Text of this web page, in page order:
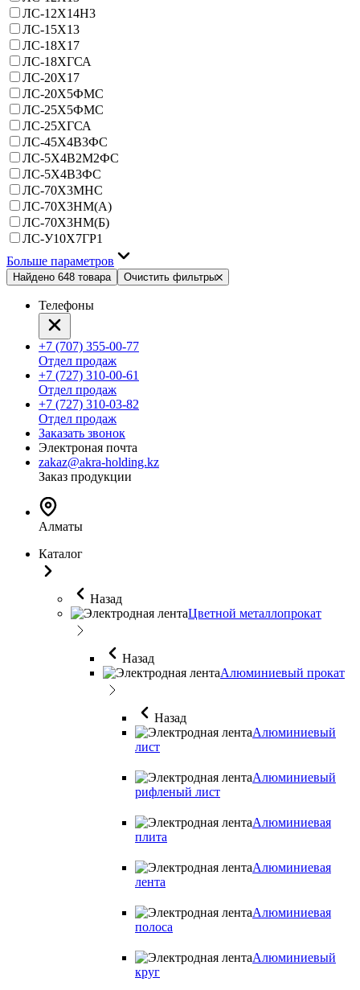
ЛС-12Х14Н3
ЛС-15Х13
ЛС-18Х17
ЛС-18ХГСА
ЛС-20Х17
ЛС-20Х5ФМС
ЛС-25Х5ФМС
ЛС-25ХГСА
ЛС-45Х4В3ФС
ЛС-5Х4В2М2ФС
ЛС-5Х4В3ФС
ЛС-70Х3МНС
ЛС-70Х3НМ(А)
ЛС-70Х3НМ(Б)
ЛС-У10Х7ГР1
Больше параметров
Найдено 648 товара Очистить фильтры
Телефоны
+7 (707) 355-00-77
Отдел продаж
+7 (727) 310-00-61
Отдел продаж
+7 (727) 310-03-82
Отдел продаж
Заказать звонок
Электроная почта
zakaz@akra-holding.kz
Заказ продукции
Алматы
Каталог
Назад
Цветной металлопрокат
Назад
Алюминиевый прокат
Назад
Алюминиевый
лист
Алюминиевый
рифленый лист
Алюминиевая
плита
Алюминиевая
лента
Алюминиевая
полоса
Алюминиевый
круг